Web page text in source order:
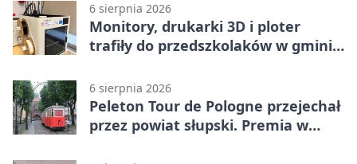
6 sierpnia 2026
Monitory, drukarki 3D i ploter
trafiły do przedszkolaków w gminie
6 sierpnia 2026
Peleton Tour de Pologne przejechał
przez powiat słupski. Premia w